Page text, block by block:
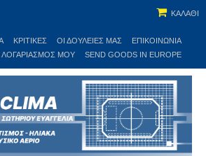
ΚΑΛΑΘΙ
ΚΡΙΤΙΚΕΣ ΟΙ ΔΟΥΛΕΙΈΣ ΜΑΣ
ΕΠΙΚΟΙΝΩΝΊΑ
ΛΟΓΑΡΙΑΣΜΌΣ ΜΟΥ
SEND GOODS IN EUROPE